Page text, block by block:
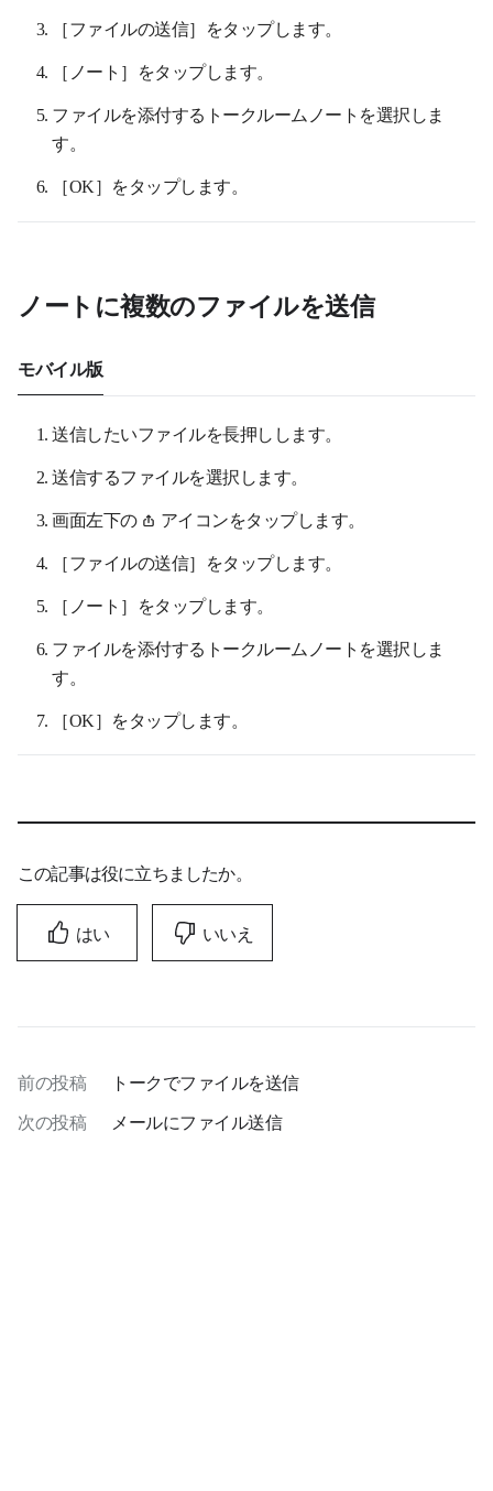
［ファイルの送信］をタップします。
［ノート］をタップします。
ファイルを添付するトークルームノートを選択しま
す。
［OK］をタップします。
ノートに複数のファイルを送信
モバイル版
送信したいファイルを長押しします。
送信するファイルを選択します。
画面左下の
アイコンをタップします。
［ファイルの送信］をタップします。
［ノート］をタップします。
ファイルを添付するトークルームノートを選択しま
す。
［OK］をタップします。
この記事は役に立ちましたか。
はい いいえ
前の投稿
トークでファイルを送信
次の投稿
メールにファイル送信